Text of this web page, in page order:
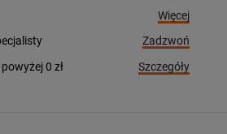
Więcej
Zadzwoń
0 zł
Szczegóły